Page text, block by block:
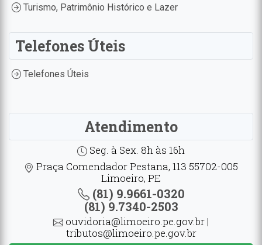
Turismo, Patrimônio Histórico e Lazer
Telefones Úteis
Telefones Úteis
Atendimento
Seg. à Sex. 8h às 16h
Praça Comendador Pestana, 113 55702-005
Limoeiro, PE
(81) 9.9661-0320
(81) 9.7340-2503
ouvidoria@limoeiro.pe.gov.br |
tributos@limoeiro.pe.gov.br